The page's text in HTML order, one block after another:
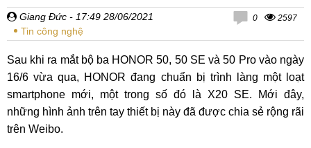
Giang Đức - 17:49 28/06/2021
Tin công nghệ
0 2597
Sau khi ra mắt bộ ba HONOR 50, 50 SE và 50 Pro vào ngày
16/6 vừa qua, HONOR đang chuẩn bị trình làng một loạt
smartphone mới, một trong số đó là X20 SE. Mới đây,
những hình ảnh trên tay thiết bị này đã được chia sẻ rộng rãi
trên Weibo.